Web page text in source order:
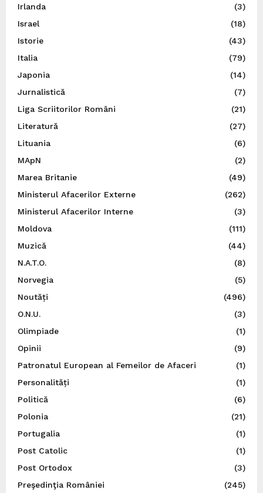
Irlanda
(3)
Israel
(18)
Istorie
(43)
Italia
(79)
Japonia
(14)
Jurnalistică
(7)
Liga Scriitorilor Români
(21)
Literatură
(27)
Lituania
(6)
MApN
(2)
Marea Britanie
(49)
Ministerul Afacerilor Externe
(262)
Ministerul Afacerilor Interne
(3)
Moldova
(111)
Muzică
(44)
N.A.T.O.
(8)
Norvegia
(5)
Noutăți
(496)
O.N.U.
(3)
Olimpiade
(1)
Opinii
(9)
Patronatul European al Femeilor de Afaceri
(1)
Personalități
(1)
Politică
(6)
Polonia
(21)
Portugalia
(1)
Post Catolic
(1)
Post Ortodox
(3)
Preşedinţia României
(245)